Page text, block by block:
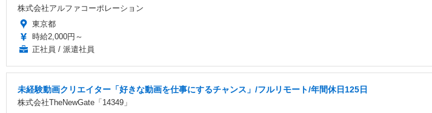
株式会社アルファコーポレーション
東京都
時給2,000円～
正社員 / 派遣社員
未経験動画クリエイター「好きな動画を仕事にするチャンス」/フルリモート/年間休日125日
株式会社TheNewGate「14349」